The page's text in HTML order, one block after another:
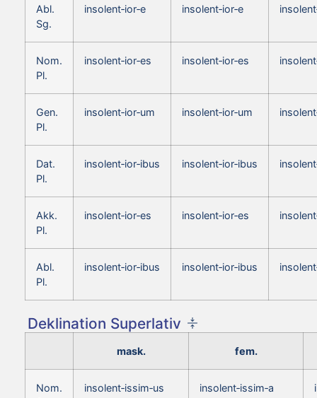
Abl.
Sg.
insolent‑ior‑e insolent‑ior‑e
Nom.
Pl.
insolent‑ior‑es insolent‑ior‑es
Gen.
Pl.
insolent‑ior‑um insolent‑ior‑um
Dat.
Pl.
insolent‑ior‑ibus insolent‑ior‑ibus
Akk.
Pl.
insolent‑ior‑es insolent‑ior‑es
Abl.
Pl.
insolent‑ior‑ibus insolent‑ior‑ibus
Deklination Superlativ
mask. fem.
Nom.
insolent‑issim‑us insolent‑issim‑a